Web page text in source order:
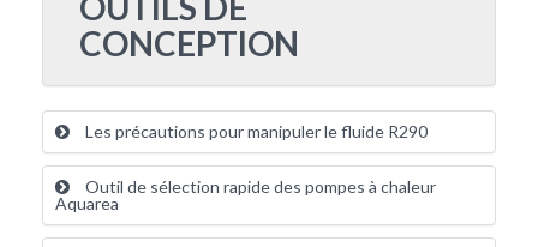
CONCEPTION
Les précautions pour manipuler le fluide R290
Outil de sélection rapide des pompes à chaleur
Aquarea